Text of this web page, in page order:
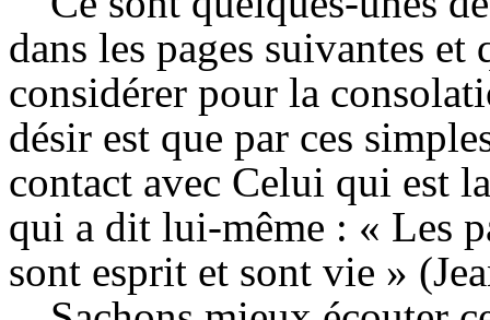
dans les pages suivantes
considérer pour la
désir est que par ces
contact avec Celui qui est
qui a dit lui-même : « Les
sont esprit et sont vie » (